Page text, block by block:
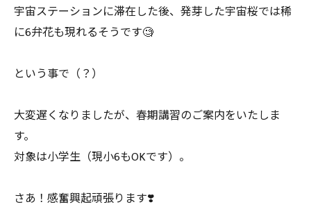
宇宙ステーションに滞在した後、発芽した宇宙桜では稀
に6弁花も現れるそうです🧐
という事で（？）
大変遅くなりましたが、春期講習のご案内をいたしま
す。
対象は小学生（現小6もOKです）。
さあ！感奮興起頑張ります❣️